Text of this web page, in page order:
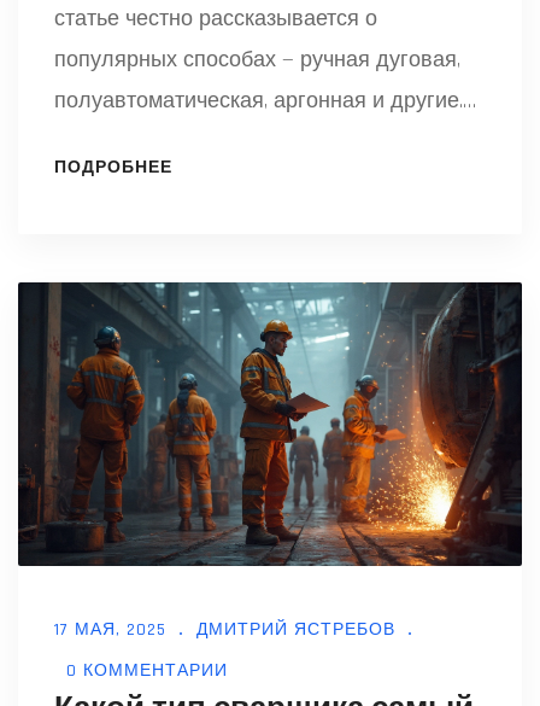
статье честно рассказывается о
популярных способах — ручная дуговая,
полуавтоматическая, аргонная и другие.
навыки быстро осваиваются, а какие
наблюдения и делюсь опытом, чтобы вы
не тратили время впустую. В финале —
лайфхаки, которые реально экономят
нервы начинающим сварщикам.
ПОДРОБНЕЕ
17 МАЯ, 2025
ДМИТРИЙ ЯСТРЕБОВ
0 КОММЕНТАРИИ